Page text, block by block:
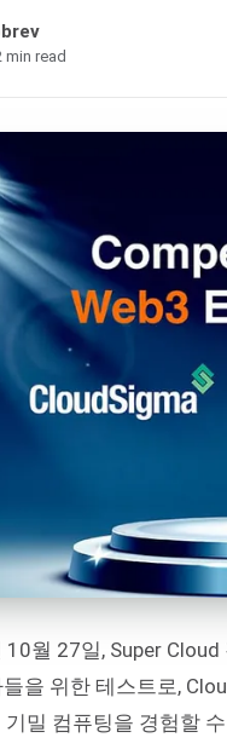
min read
월 27일, Super
을 위한 테스트로,
기밀 컴퓨팅을 경험할